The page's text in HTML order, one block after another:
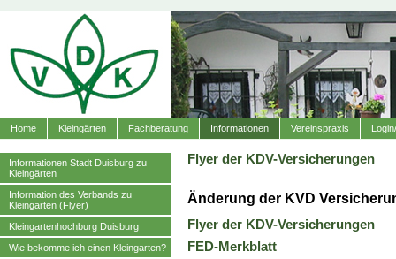
Home Kleingärten Fachberatung Informationen Vereinspraxis
Flyer der KDV-Versicherungen
Änderung der KVD
Flyer der KDV-Versicherungen
FED-Merkblatt
Informationen Stadt Duisburg zu
Kleingärten
Information des Verbands zu
Kleingärten (Flyer)
Kleingartenhochburg Duisburg
Wie bekomme ich einen Kleingarten?